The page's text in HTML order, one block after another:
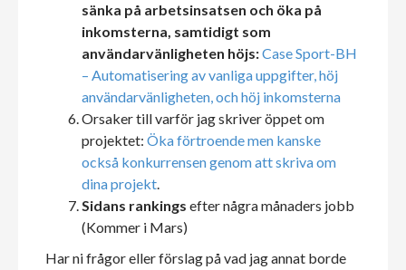
sänka på arbetsinsatsen och öka på
inkomsterna, samtidigt som
användarvänligheten höjs:Case Sport-BH
– Automatisering av vanliga uppgifter, höj
användarvänligheten, och höj inkomsterna
Orsaker till varför jag skriver öppet om
projektet:Öka förtroende men kanske
också konkurrensen genom att skriva om
dina projekt.
Sidans rankings efter några månaders jobb
(Kommer i Mars)
Har ni frågor eller förslag på vad jag annat borde